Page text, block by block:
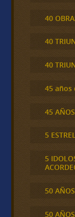
40
40
40
45
45
5
5
50 AÑOS
50